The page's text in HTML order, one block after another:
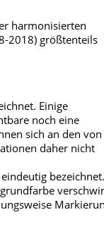
harmonisierten
2018) größtenteils
Einige
noch eine
sich an den von
daher nicht